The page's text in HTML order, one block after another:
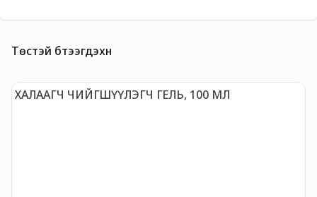
Төстэй бүтээгдэхүүн
ХАЛААГЧ ЧИЙГШҮҮЛЭГЧ ГЕЛЬ, 100 МЛ